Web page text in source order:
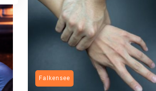
Falkensee